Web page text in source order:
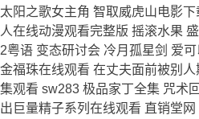
太阳之歌女主角 智取威虎山电影
人在线动漫观看完整版 摇滚水果
2粤语 变态研讨会 冷月孤星剑 爱
金福珠在线观看 在丈夫面前被别
集观看 sw283 极品家丁全集 咒术
出巨量精子系列在线观看 直销堂